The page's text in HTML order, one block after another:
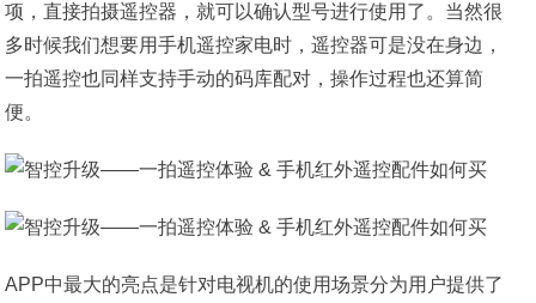
项，直接拍摄遥控器，就可以确认型号进行使用了。当然很
多时候我们想要用手机遥控家电时，遥控器可是没在身边，
一拍遥控也同样支持手动的码库配对，操作过程也还算简
便。
APP中最大的亮点是针对电视机的使用场景分为用户提供了